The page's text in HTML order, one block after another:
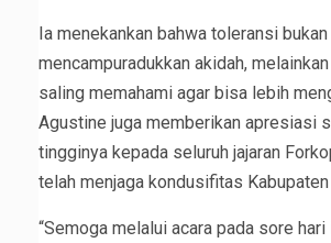
Ia menekankan bahwa toleransi
mencampuradukkan akidah,
saling memahami agar bisa lebih
Agustine juga memberikan apresiasi
tingginya kepada seluruh jajaran
telah menjaga kondusifitas Kabupaten
“Semoga melalui acara pada sore